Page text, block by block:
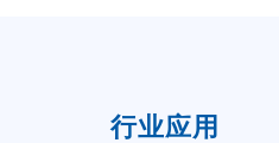
行业应用